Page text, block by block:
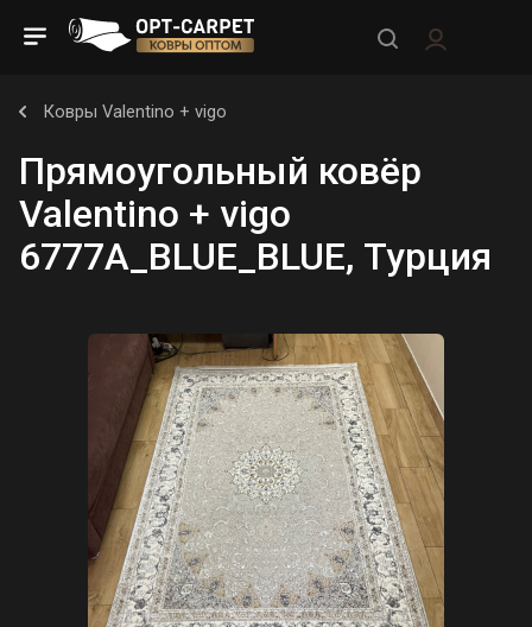
Ковры Valentino + vigo
Прямоугольный ковёр
Valentino + vigo
6777A_BLUE_BLUE, Турция